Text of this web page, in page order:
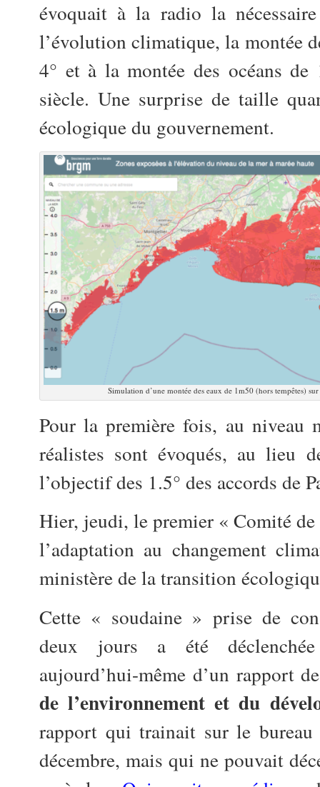
évoquait à la radio la
l’évolution climatique, la montée
4° et à la montée des océans
siècle. Une surprise de taille
écologique du gouvernement.
Simulation d’une montée des eaux de 1m50 (hors tempêtes)
Pour la première fois, au niveau
réalistes sont évoqués, au lieu
l’objectif des 1.5° des accords de
Hier, jeudi, le premier « Comité
l’adaptation au changement
ministère de la transition
Cette « soudaine » prise de
deux jours a été
aujourd’hui-même d’un rapport
de l’environnement et du
rapport qui trainait sur le
décembre, mais qui ne pouvait